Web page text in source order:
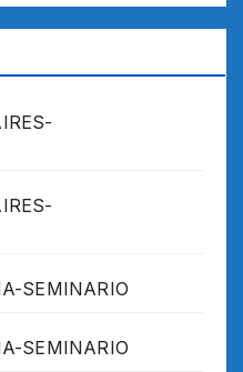
SEMINARIO
SEMINARIO